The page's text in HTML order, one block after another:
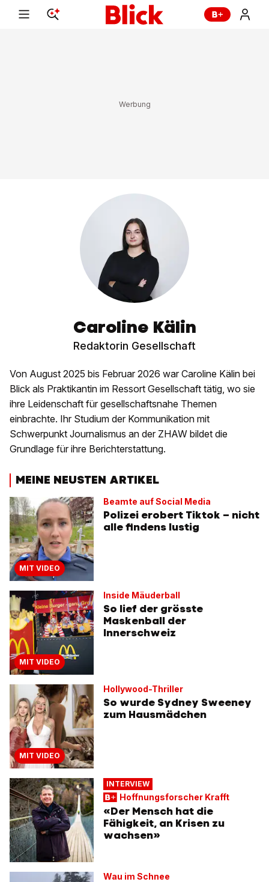
Caroline Kälin
Redaktorin Gesellschaft
Von August 2025 bis Februar 2026 war Caroline Kälin bei
Blick als Praktikantin im Ressort Gesellschaft tätig, wo sie
ihre Leidenschaft für gesellschaftsnahe Themen
einbrachte. Ihr Studium der Kommunikation mit
Schwerpunkt Journalismus an der ZHAW bildet die
Grundlage für ihre Berichterstattung.
MEINE NEUSTEN ARTIKEL
MIT VIDEO
Beamte auf Social Media
Polizei erobert Tiktok – nicht
alle findens lustig
MIT VIDEO
Inside Mäuderball
So lief der grösste
Maskenball der
Innerschweiz
MIT VIDEO
Hollywood-Thriller
So wurde Sydney Sweeney
zum Hausmädchen
INTERVIEW
Hoffnungsforscher Krafft
«Der Mensch hat die
Fähigkeit, an Krisen zu
wachsen»
Wau im Schnee